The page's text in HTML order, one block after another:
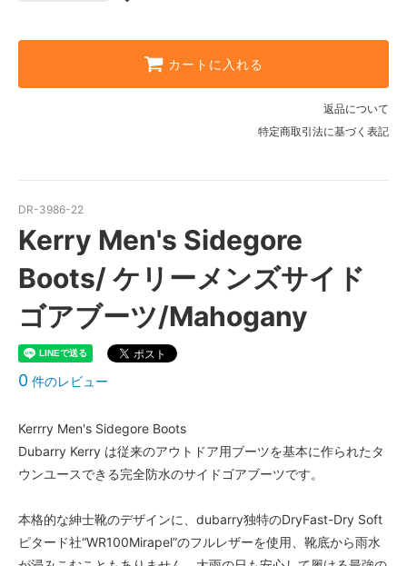
カートに入れる
返品について
特定商取引法に基づく表記
DR-3986-22
Kerry Men's Sidegore
Boots/ ケリーメンズサイド
ゴアブーツ/Mahogany
0 件のレビュー
Kerrry Men's Sidegore Boots
Dubarry Kerry は従来のアウトドア用ブーツを基本に作られたタ
ウンユースできる完全防水のサイドゴアブーツです。
本格的な紳士靴のデザインに、dubarry独特のDryFast-Dry Soft
ピタード社“WR100Mirapel”のフルレザーを使用、靴底から雨水